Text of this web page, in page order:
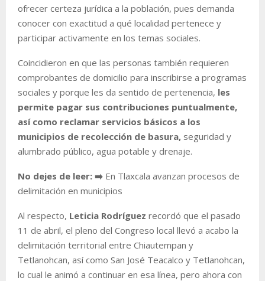
ofrecer certeza jurídica a la población, pues demanda
conocer con exactitud a qué localidad pertenece y
participar activamente en los temas sociales.
Coincidieron en que las personas también requieren
comprobantes de domicilio para inscribirse a programas
sociales y porque les da sentido de pertenencia, les
permite pagar sus contribuciones puntualmente,
así como reclamar servicios básicos a los
municipios de recolección de basura, seguridad y
alumbrado público, agua potable y drenaje.
No dejes de leer: ➡️ En Tlaxcala avanzan procesos de
delimitación en municipios
Al respecto, Leticia Rodríguez recordó que el pasado
11 de abril, el pleno del Congreso local llevó a acabo la
delimitación territorial entre Chiautempan y
Tetlanohcan, así como San José Teacalco y Tetlanohcan,
lo cual le animó a continuar en esa línea, pero ahora con